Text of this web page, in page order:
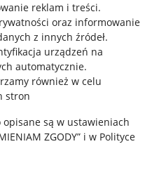
reklam i treści.
oraz informowanie
z innych źródeł.
urządzeń na
automatycznie.
również w celu
stron
opisane są w ustawieniach
ZGODY” i w Polityce